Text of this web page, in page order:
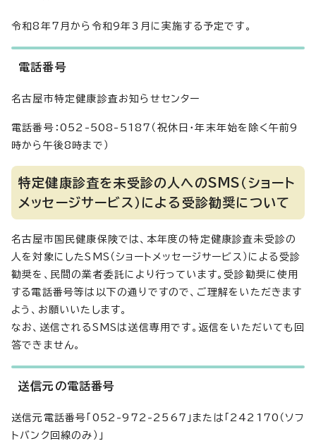
令和8年7月から令和9年3月に実施する予定です。
電話番号
名古屋市特定健康診査お知らせセンター
電話番号：052-508-5187（祝休日・年末年始を除く午前9
時から午後8時まで）
特定健康診査を未受診の人へのSMS（ショート
メッセージサービス）による受診勧奨について
名古屋市国民健康保険では、本年度の特定健康診査未受診の
人を対象にしたSMS（ショートメッセージサービス）による受診
勧奨を、民間の業者委託により行っています。受診勧奨に使用
する電話番号等は以下の通りですので、ご理解をいただきます
よう、お願いいたします。
なお、送信されるSMSは送信専用です。返信をいただいても回
答できません。
送信元の電話番号
送信元電話番号「052-972-2567」または「242170（ソフ
トバンク回線のみ）」